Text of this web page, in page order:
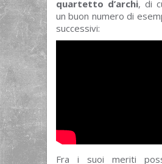
quartetto d’archi, di
un buon numero di
successivi:
Fra i suoi meriti